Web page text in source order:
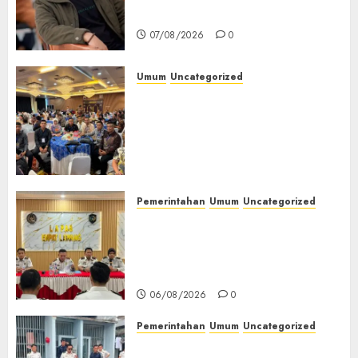
07/08/2026 0
Umum Uncategorized
Pemerintahan Umum Uncategorized
06/08/2026 0
Pemerintahan Umum Uncategorized